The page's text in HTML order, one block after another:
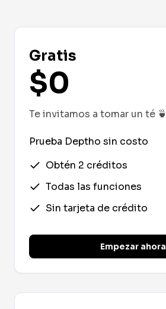
Gratis
$0
Te invitamos a tomar un té 🍵
Prueba Deptho sin costo
Obtén 2 créditos
Todas las funciones
Sin tarjeta de crédito
Empezar ahora